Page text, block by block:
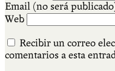
Email (no será
Web
Recibir un correo
comentarios a esta